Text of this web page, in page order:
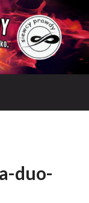
duo-